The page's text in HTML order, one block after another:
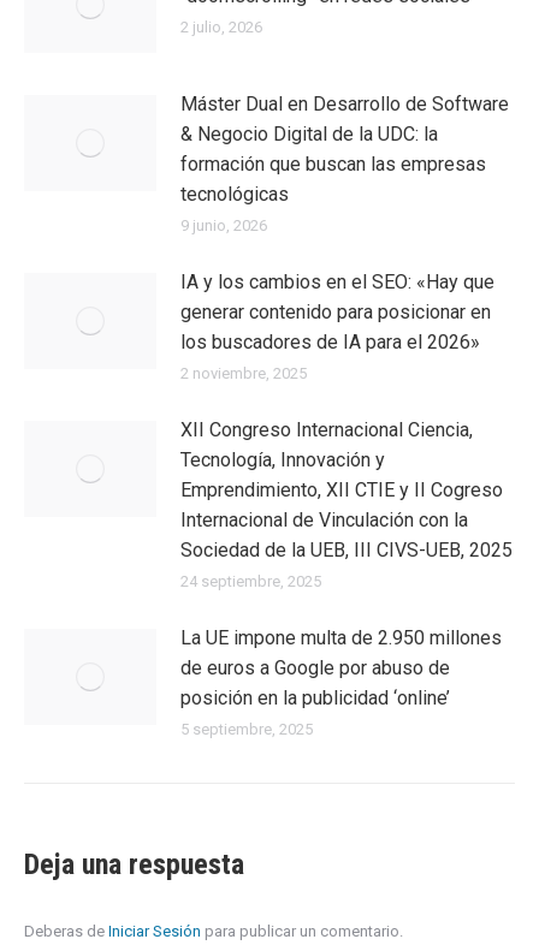
2 julio, 2026
Máster Dual en Desarrollo de Software
& Negocio Digital de la UDC: la
formación que buscan las empresas
tecnológicas
9 junio, 2026
IA y los cambios en el SEO: «Hay que
generar contenido para posicionar en
los buscadores de IA para el 2026»
2 noviembre, 2025
XII Congreso Internacional Ciencia,
Tecnología, Innovación y
Emprendimiento, XII CTIE y II Cogreso
Internacional de Vinculación con la
Sociedad de la UEB, III CIVS-UEB, 2025
24 septiembre, 2025
La UE impone multa de 2.950 millones
de euros a Google por abuso de
posición en la publicidad ‘online’
5 septiembre, 2025
Deja una respuesta
Deberas de Iniciar Sesión para publicar un comentario.